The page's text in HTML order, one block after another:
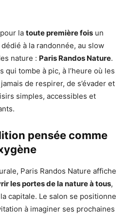
la toute première fois un
à la randonnée, au slow
nature : Paris Randos Nature.
qui tombe à pic, à l’heure où les
de respirer, de s’évader et
simples, accessibles et
pensée comme
Paris Randos Nature affiche
les portes de la nature à tous,
capitale. Le salon se positionne
à imaginer ses prochaines